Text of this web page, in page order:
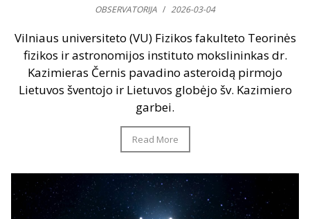
OBSERVATORIJA / 2026-03-04
Vilniaus universiteto (VU) Fizikos fakulteto Teorinės
fizikos ir astronomijos instituto mokslininkas dr.
Kazimieras Černis pavadino asteroidą pirmojo
Lietuvos šventojo ir Lietuvos globėjo šv. Kazimiero
garbei.
Read More